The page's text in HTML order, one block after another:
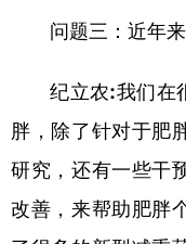
问题三：近年
纪立农:我们在
胖，除了针对于肥
研究，还有一些干
改善，来帮助肥胖